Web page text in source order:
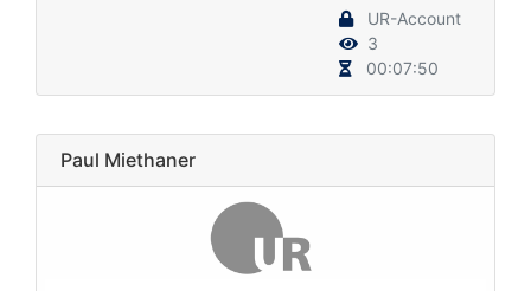
UR-Account
3
00:07:50
Paul Miethaner